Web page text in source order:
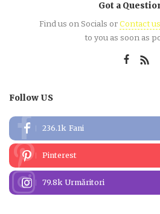
Got a
Find us on Socials orContact us
to you as soon as
Follow US
236.1k Fani
Pinterest
79.8k Urmăritori